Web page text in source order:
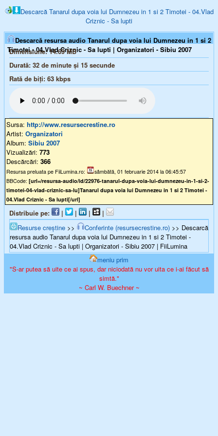
Descarcă Tanarul dupa voia lui Dumnezeu in 1 si 2 Timotei - 04.Vlad
Criznic - Sa lupti
Descarcă resursa audio Tanarul dupa voia lui Dumnezeu in 1 si 2
Timotei - 04.Vlad Criznic - Sa lupti | Organizatori - Sibiu 2007
Dimensiune:14.69 MB
Durată: 32 de minute și 15 secunde
Rată de biți: 63 kbps
Sursa: http://www.resursecrestine.ro
Artist: Organizatori
Album: Sibiu 2007
Vizualizări: 773
Descărcări: 366
Resursa preluata pe FiiLumina.ro:
sâmbătă, 01 februarie 2014 la 06:45:57
BBCode: [url=/resursa-audio/id/22976-tanarul-dupa-voia-lui-dumnezeu-in-1-si-2-
timotei-04-vlad-criznic-sa-lu]Tanarul dupa voia lui Dumnezeu in 1 si 2 Timotei -
04.Vlad Criznic - Sa lupti[/url]
Distribuie pe: | | |
|
Resurse creștine >> Conferinte (resursecrestine.ro) >> Descarcă
resursa audio Tanarul dupa voia lui Dumnezeu in 1 si 2 Timotei -
04.Vlad Criznic - Sa lupti | Organizatori - Sibiu 2007 | FiiLumina
meniu prim
"S-ar putea să uite ce ai spus, dar niciodată nu vor uita ce i-ai făcut să
simtă."
~ Carl W. Buechner ~